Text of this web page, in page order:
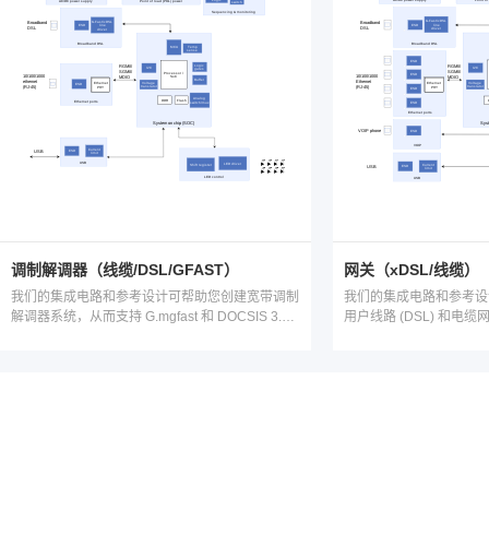
调制解调器（线缆/DSL/GFAST）
我们的集成电路和参考设计可帮助您创建宽带调制
解调器系统，从而支持 G.mgfast 和 DOCSIS 3.1
网关（xDSL/线缆）
我们的集成电路和参考
用户线路 (DSL) 和电缆